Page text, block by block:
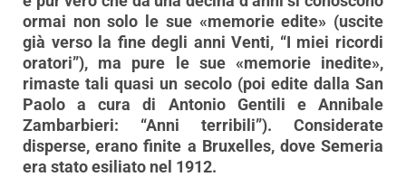
ormai non solo le sue «memorie edite» (uscite
già verso la fine degli anni Venti, “I miei ricordi
oratori”), ma pure le sue «memorie inedite»,
rimaste tali quasi un secolo (poi edite dalla San
Paolo a cura di Antonio Gentili e Annibale
Zambarbieri: “Anni terribili”). Considerate
disperse, erano finite a Bruxelles, dove Semeria
era stato esiliato nel 1912.